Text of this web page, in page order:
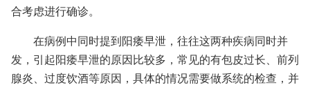
合考虑进行确诊。
在病例中同时提到阳痿早泄，往往这两种疾病同时并
发，引起阳痿早泄的原因比较多，常见的有包皮过长、前列
腺炎、过度饮酒等原因，具体的情况需要做系统的检查，并